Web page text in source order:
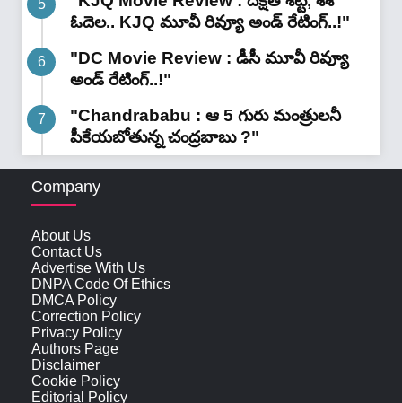
ఓదెల.. KJQ మూవీ రివ్యూ అండ్ రేటింగ్‌..!"
"DC Movie Review : డీసీ మూవీ రివ్యూ
అండ్ రేటింగ్‌..!"
"Chandrababu : ఆ 5 గురు మంత్రులనీ
పీకేయబోతున్న చంద్రబాబు ?"
Company
About Us
Contact Us
Advertise With Us
DNPA Code Of Ethics
DMCA Policy
Correction Policy
Privacy Policy
Authors Page
Disclaimer
Cookie Policy
Editorial Policy